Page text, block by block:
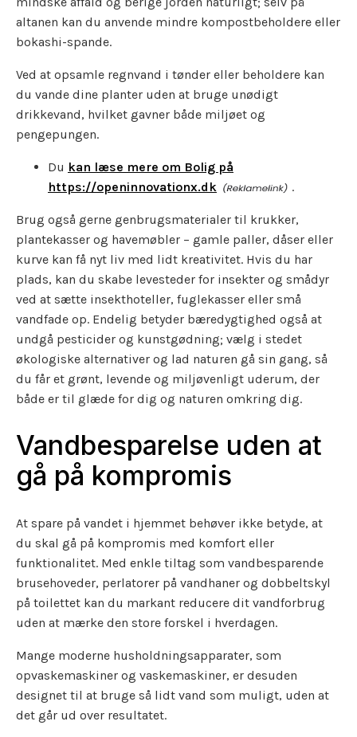
altanen kan du anvende mindre kompostbeholdere eller
bokashi-spande.
Ved at opsamle regnvand i tønder eller beholdere kan
du vande dine planter uden at bruge unødigt
drikkevand, hvilket gavner både miljøet og
pengepungen.
Du kan læse mere om Bolig på
https://openinnovationx.dk
.
Brug også gerne genbrugsmaterialer til krukker,
plantekasser og havemøbler – gamle paller, dåser eller
kurve kan få nyt liv med lidt kreativitet. Hvis du har
plads, kan du skabe levesteder for insekter og smådyr
ved at sætte insekthoteller, fuglekasser eller små
vandfade op. Endelig betyder bæredygtighed også at
undgå pesticider og kunstgødning; vælg i stedet
økologiske alternativer og lad naturen gå sin gang, så
du får et grønt, levende og miljøvenligt uderum, der
både er til glæde for dig og naturen omkring dig.
Vandbesparelse uden at
gå på kompromis
At spare på vandet i hjemmet behøver ikke betyde, at
du skal gå på kompromis med komfort eller
funktionalitet. Med enkle tiltag som vandbesparende
brusehoveder, perlatorer på vandhaner og dobbeltskyl
på toilettet kan du markant reducere dit vandforbrug
uden at mærke den store forskel i hverdagen.
Mange moderne husholdningsapparater, som
opvaskemaskiner og vaskemaskiner, er desuden
designet til at bruge så lidt vand som muligt, uden at
det går ud over resultatet.